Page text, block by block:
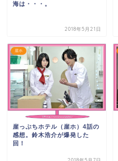
海は・・・。
2018年5月21日
崖ホ
崖っぷちホテル（崖ホ）4話の
感想。鈴木浩介が爆発した
回！